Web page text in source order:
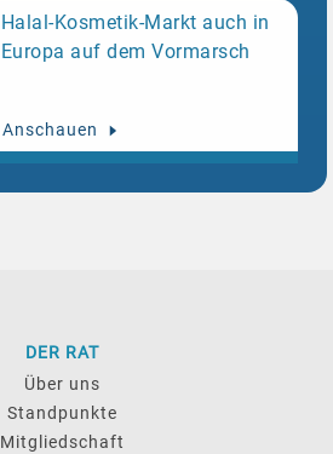
Halal-Kosmetik-Markt auch in
Europa auf dem Vormarsch
Anschauen
DER RAT
Über uns
Standpunkte
Mitgliedschaft